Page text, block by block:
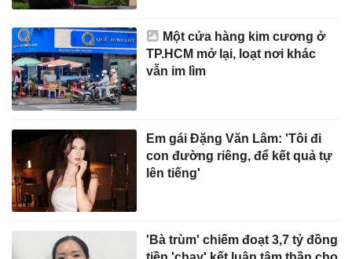
Một cửa hàng kim cương ở
TP.HCM mở lại, loạt nơi khác
vẫn im lìm
Em gái Đặng Văn Lâm: 'Tôi đi
con đường riêng, để kết quả tự
lên tiếng'
'Bà trùm' chiếm đoạt 3,7 tỷ đồng